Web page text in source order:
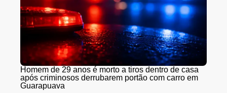
Homem de 29 anos é morto a tiros dentro de casa
após criminosos derrubarem portão com carro em
Guarapuava